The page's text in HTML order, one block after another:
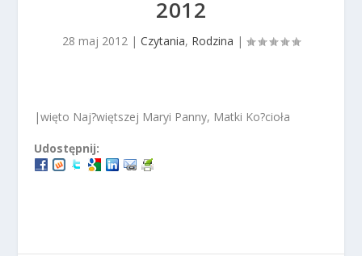
2012
28 maj 2012 | Czytania, Rodzina |
|więto Naj?więtszej Maryi Panny, Matki Ko?cioła
Udostępnij: